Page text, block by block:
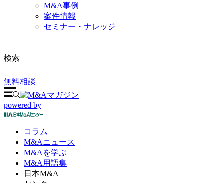
M&A事例
案件情報
セミナー・ナレッジ
検索
無料相談
powered by
コラム
M&Aニュース
M&Aを学ぶ
M&A 用語集
日本M&A